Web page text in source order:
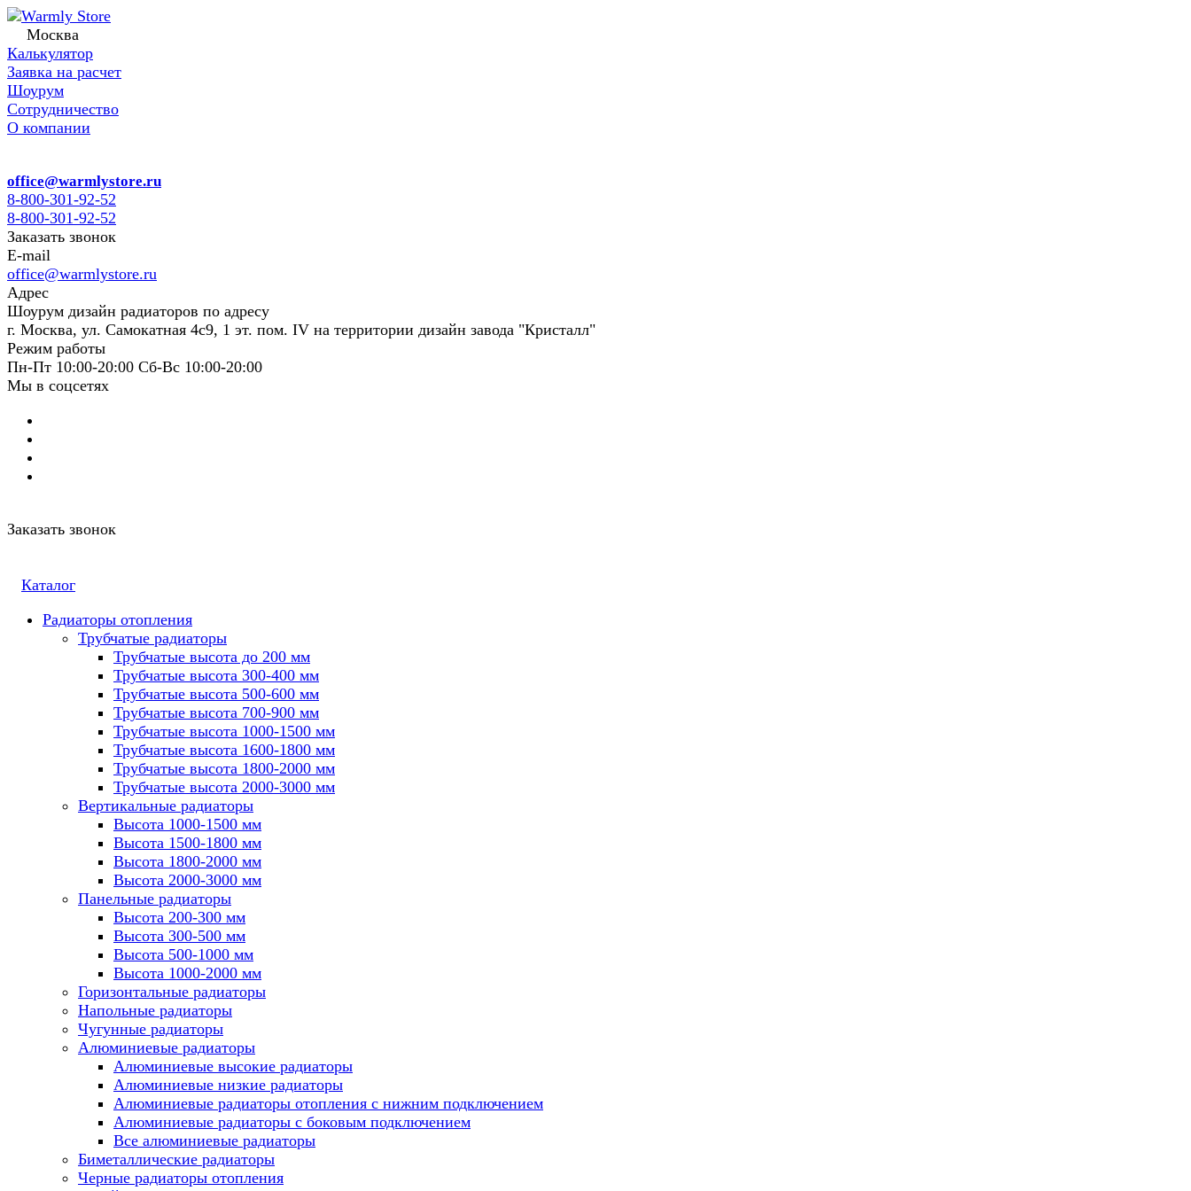
Москва
Калькулятор
Заявка на расчет
Шоурум
Сотрудничество
О компании
office@warmlystore.ru
8-800-301-92-52
8-800-301-92-52
Заказать звонок
E-mail
office@warmlystore.ru
Адрес
Шоурум дизайн радиаторов по адресу
г. Москва, ул. Самокатная 4с9, 1 эт. пом. IV на территории дизайн завода "Кристалл"
Режим работы
Пн-Пт 10:00-20:00 Сб-Вс 10:00-20:00
Мы в соцсетях
Заказать звонок
Каталог
Радиаторы отопления
Трубчатые радиаторы
Трубчатые высота до 200 мм
Трубчатые высота 300-400 мм
Трубчатые высота 500-600 мм
Трубчатые высота 700-900 мм
Трубчатые высота 1000-1500 мм
Трубчатые высота 1600-1800 мм
Трубчатые высота 1800-2000 мм
Трубчатые высота 2000-3000 мм
Вертикальные радиаторы
Высота 1000-1500 мм
Высота 1500-1800 мм
Высота 1800-2000 мм
Высота 2000-3000 мм
Панельные радиаторы
Высота 200-300 мм
Высота 300-500 мм
Высота 500-1000 мм
Высота 1000-2000 мм
Горизонтальные радиаторы
Напольные радиаторы
Чугунные радиаторы
Алюминиевые радиаторы
Алюминиевые высокие радиаторы
Алюминиевые низкие радиаторы
Алюминиевые радиаторы отопления с нижним подключением
Алюминиевые радиаторы с боковым подключением
Все алюминиевые радиаторы
Биметаллические радиаторы
Черные радиаторы отопления